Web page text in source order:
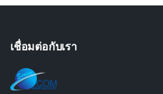
เชื่อมต่อกับเรา